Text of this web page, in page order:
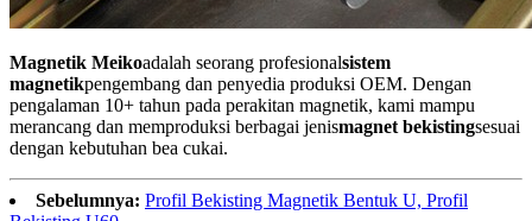
Magnetik Meikoadalah seorang profesionalsistem
magnetikpengembang dan penyedia produksi OEM. Dengan
pengalaman 10+ tahun pada perakitan magnetik, kami mampu
merancang dan memproduksi berbagai jenismagnet bekistingsesuai
dengan kebutuhan bea cukai.
Sebelumnya: Profil Bekisting Magnetik Bentuk U, Profil